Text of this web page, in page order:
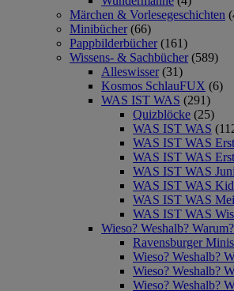
Märchen & Vorlesegeschichten
Minibücher (66)
Pappbilderbücher (161)
Wissens- & Sachbücher (589)
Alleswisser (31)
Kosmos SchlauFUX (6)
WAS IST WAS (291)
Quizblöcke (25)
WAS IST WAS
WAS IST WAS
WAS IST WAS
WAS IST WAS
WAS IST WAS
WAS IST WAS
WAS IST WAS
Wieso? Weshalb? Warum?
Ravensburger
Wieso? Weshalb?
Wieso? Weshalb?
Wieso? Weshalb?